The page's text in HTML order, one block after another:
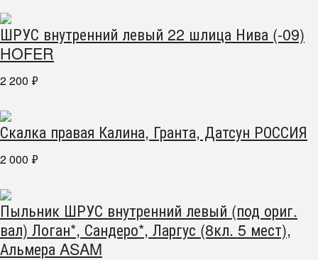
ШРУС внутренний левый 22 шлица Нива (-09)
HOFER
2 200 ₽
Скалка правая Калина, Гранта, Датсун РОССИЯ
2 000 ₽
Пыльник ШРУС внутренний левый (под ориг.
вал) Логан*, Сандеро*, Ларгус (8кл. 5 мест),
Альмера ASAM